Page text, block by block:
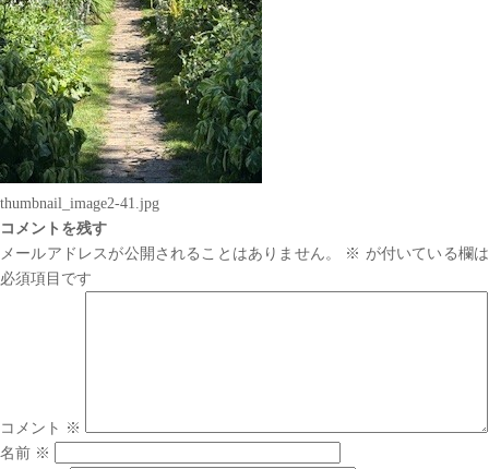
thumbnail_image2-41.jpg
コメントを残す
メールアドレスが公開されることはありません。
※ が付いている欄は
必須項目です
コメント ※
名前 ※